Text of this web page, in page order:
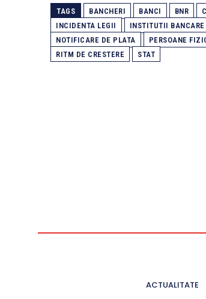
TAGS BANCHERI BANCI BNR
INCIDENTA LEGII
INSTITUTII BANCARE
NOTIFICARE DE PLATA
PERSOANE
RITM DE CRESTERE
STAT
ACTUALITATE